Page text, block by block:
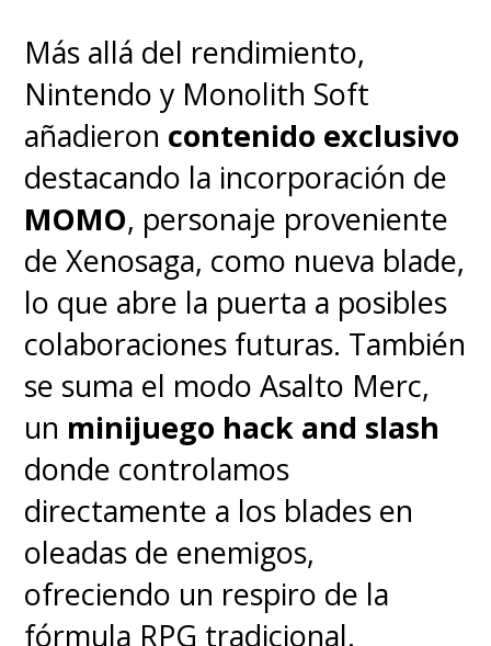
juego de enfoque / desenfoque
que también distrae en exceso.
A pesar de ganar la batalla y
destruir un montón de cosas,el
cierre de la historia es
apresurado y nada
conclusivo.
¿Qué va a suceder con esta
guerrilla, que ya demostró
que puede hacer caer a
Imperium?Snyder ha declarado
que tieneplanes para dos o
incluso cuatro cintas más de
Más allá del rendimiento,
Nintendo y Monolith Soft
añadieron contenido exclusivo
destacando la incorporación de
MOMO, personaje proveniente
de Xenosaga, como nueva blade,
lo que abre la puerta a posibles
colaboraciones futuras. También
se suma el modo Asalto Merc,
un minijuego hack and slash
donde controlamos
directamente a los blades en
oleadas de enemigos,
ofreciendo un respiro de la
fórmula RPG tradicional.